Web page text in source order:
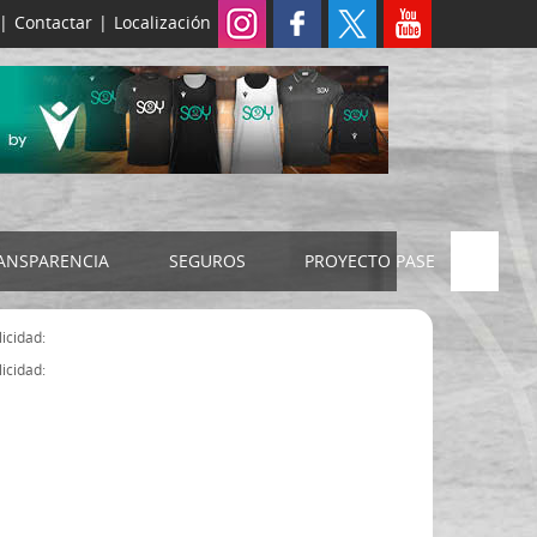
| Contactar | Localización
2024
SEGUROS
SEGURO JUDEX
PROYECTO PASE